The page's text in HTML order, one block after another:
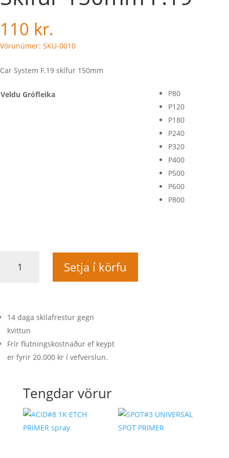
110 kr.
Vörunúmer: SKU-0010
Car System F.19 skífur 150mm
Veldu Grófleika
P80
P120
P180
P240
P320
P400
P500
P600
P800
150mm
Setja í körfu
14 daga skilafrestur gegn
kvittun
Frír flutningskostnaður ef keypt
er fyrir 20.000 kr í vefverslun.
Tengdar vörur